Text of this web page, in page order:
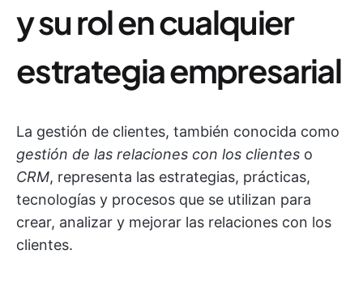
y su rol en cualquier
estrategia empresarial
La gestión de clientes, también conocida como
gestión de las relaciones con los clientes o
CRM, representa las estrategias, prácticas,
tecnologías y procesos que se utilizan para
crear, analizar y mejorar las relaciones con los
clientes.